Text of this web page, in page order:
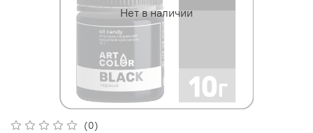
Нет в наличии
(0)